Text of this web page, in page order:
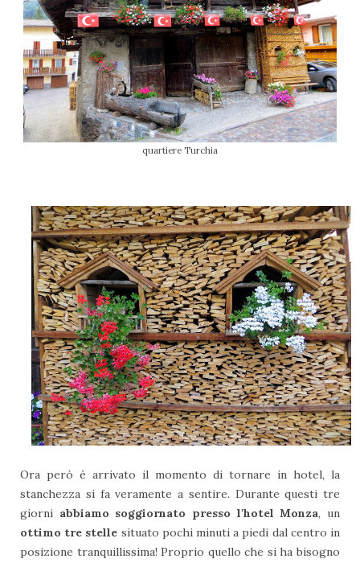
quartiere Turchia
Ora però è arrivato il momento di tornare in hotel, la
stanchezza si fa veramente a sentire. Durante questi tre
giorni abbiamo soggiornato presso l'hotel Monza, un
ottimo tre stelle situato pochi minuti a piedi dal centro in
posizione tranquillissima! Proprio quello che si ha bisogno